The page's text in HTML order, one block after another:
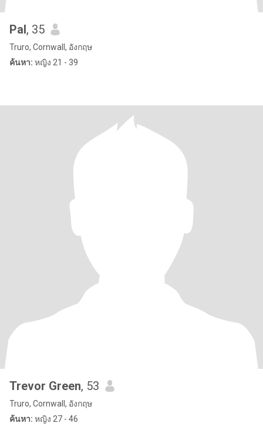
Pal, 35
Truro, Cornwall, อังกฤษ
ค้นหา: หญิง 21 - 39
Trevor Green, 53
Truro, Cornwall, อังกฤษ
ค้นหา: หญิง 27 - 46